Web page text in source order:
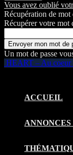
Vous avez oublié
Récupération de mot
Récupérer votre mot
Un mot de passe
HEART – Au coeur
ACCUEIL